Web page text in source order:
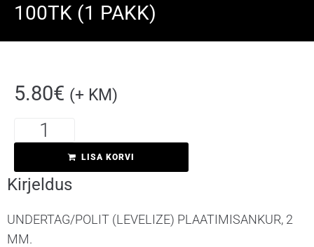
100TK (1 PAKK)
5.80€ (+ KM)
LISA KORVI
Kirjeldus
Kirjeldus
UNDERTAG/POLIT (LEVELIZE) PLAATIMISANKUR, 2
MM.